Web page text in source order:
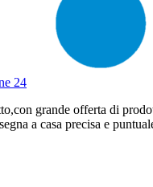
24
grande offerta di
a casa precisa e